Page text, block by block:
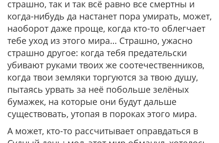
страшно, так и так всё равно все смертны и
когда-нибудь да настанет пора умирать, может,
наоборот даже проще, когда кто-то облегчает
тебе уход из этого мира… Страшно, ужасно
страшно другое: когда тебя предательски
убивают руками твоих же соотечественников,
когда твои земляки торгуются за твою душу,
пытаясь урвать за неё побольше зелёных
бумажек, на которые они будут дальше
существовать, утопая в пороках этого мира.
А может, кто-то рассчитывает оправдаться в